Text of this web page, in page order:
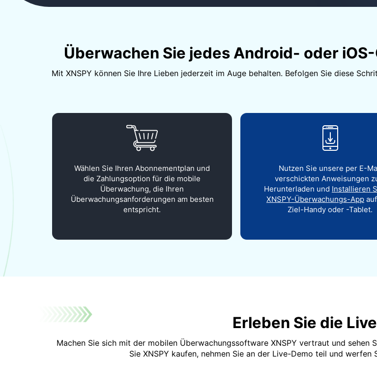
Überwachen Sie jedes Android- oder
Mit XNSPY können Sie Ihre Lieben jederzeit im Auge behalten. Befolgen Sie diese
Wählen Sie Ihren Abonnementplan und
die Zahlungsoption für die mobile
Überwachung, die Ihren
Überwachungsanforderungen am besten
entspricht.
Nutzen Sie unsere per E-
verschickten Anweisungen
Herunterladen und Installieren
XNSPY-Überwachungs-App
Ziel-Handy oder -Tablet.
Erleben Sie die
Machen Sie sich mit der mobilen Überwachungssoftware XNSPY vertraut und sehen
Sie XNSPY kaufen, nehmen Sie an der Live-Demo teil und werfen